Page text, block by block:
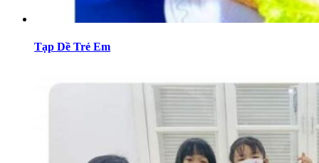
Tạp Dề Trẻ Em